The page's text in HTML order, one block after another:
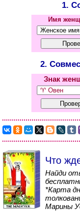
1.
Имя
2.
Знак
Что
Найди
*Карта
Марины